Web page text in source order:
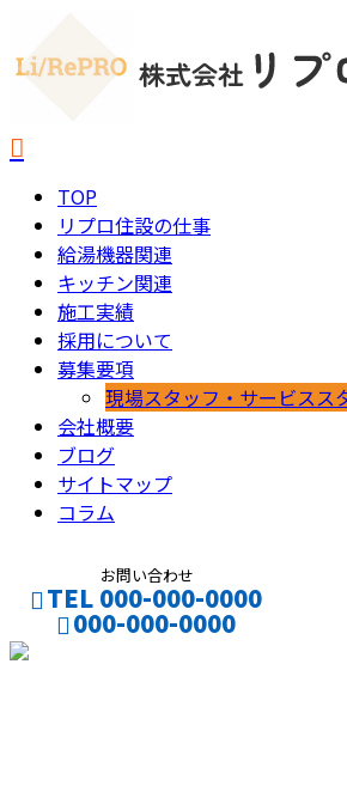
TOP
リプロ住設の仕事
給湯機器関連
キッチン関連
施工実績
採用について
募集要項
現場スタッフ・サービスス
会社概要
ブログ
サイトマップ
コラム
お問い合わせ
TEL 000-000-0000
000-000-0000